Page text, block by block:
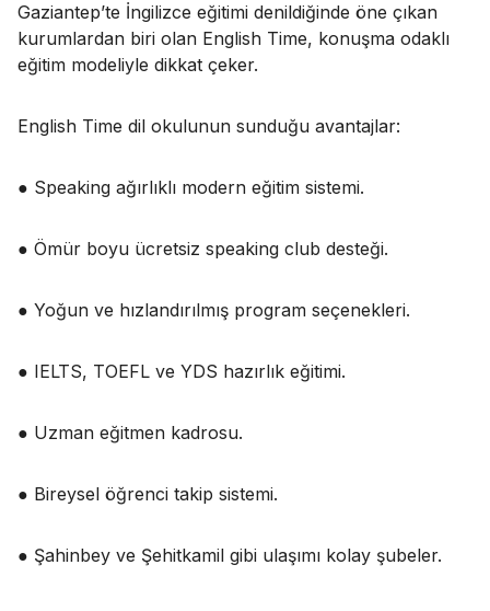
Gaziantep’te İngilizce eğitimi denildiğinde öne çıkan
kurumlardan biri olan English Time, konuşma odaklı
eğitim modeliyle dikkat çeker.
English Time dil okulunun sunduğu avantajlar:
● Speaking ağırlıklı modern eğitim sistemi.
● Ömür boyu ücretsiz speaking club desteği.
● Yoğun ve hızlandırılmış program seçenekleri.
● IELTS, TOEFL ve YDS hazırlık eğitimi.
● Uzman eğitmen kadrosu.
● Bireysel öğrenci takip sistemi.
● Şahinbey ve Şehitkamil gibi ulaşımı kolay şubeler.